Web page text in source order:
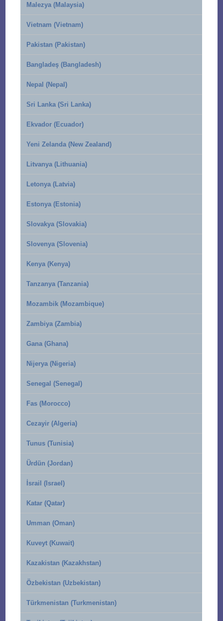
Malezya (Malaysia)
Vietnam (Vietnam)
Pakistan (Pakistan)
Bangladeş (Bangladesh)
Nepal (Nepal)
Sri Lanka (Sri Lanka)
Ekvador (Ecuador)
Yeni Zelanda (New Zealand)
Litvanya (Lithuania)
Letonya (Latvia)
Estonya (Estonia)
Slovakya (Slovakia)
Slovenya (Slovenia)
Kenya (Kenya)
Tanzanya (Tanzania)
Mozambik (Mozambique)
Zambiya (Zambia)
Gana (Ghana)
Nijerya (Nigeria)
Senegal (Senegal)
Fas (Morocco)
Cezayir (Algeria)
Tunus (Tunisia)
Ürdün (Jordan)
İsrail (Israel)
Katar (Qatar)
Umman (Oman)
Kuveyt (Kuwait)
Kazakistan (Kazakhstan)
Özbekistan (Uzbekistan)
Türkmenistan (Turkmenistan)